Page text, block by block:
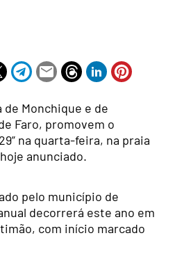
Monchique e de
Faro, promovem o
na quarta-feira, na praia
anunciado.
pelo município de
decorrerá este ano em
com início marcado